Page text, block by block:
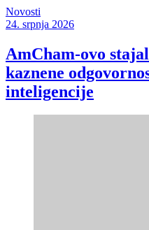
Novosti
24. srpnja 2026
AmCham-ovo
kaznene
inteligencije